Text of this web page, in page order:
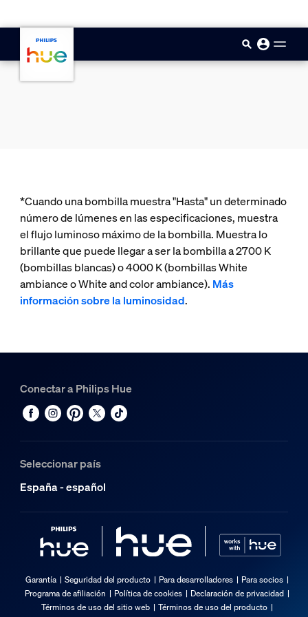
*Cuando una bombilla muestra "Hasta" un determinado
número de lúmenes en las especificaciones, muestra
el flujo luminoso máximo de la bombilla. Muestra lo
brillante que puede llegar a ser la bombilla a 2700 K
(bombillas blancas) o 4000 K (bombillas White
ambiance o White and color ambiance). Más
información sobre la luminosidad.
Conectar a Philips Hue
Seleccionar país
España - español
Garantía Seguridad del producto Para desarrolladores
Para socios
Programa de afiliación
Política de cookies
Declaración de privacidad
Términos de uso del sitio web
Términos de uso del producto